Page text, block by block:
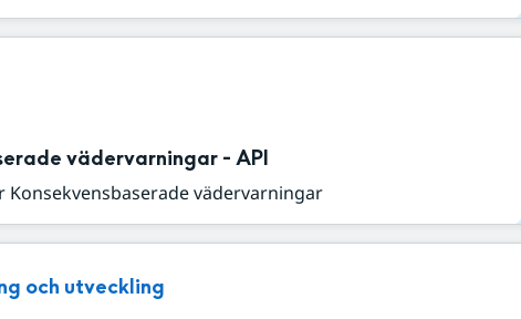
vädervarningar - API
Konsekvensbaserade vädervarningar
och utveckling